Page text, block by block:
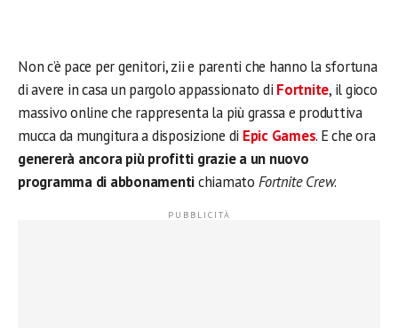
Non c’è pace per genitori, zii e parenti che hanno la sfortuna
di avere in casa un pargolo appassionato di Fortnite, il gioco
massivo online che rappresenta la più grassa e produttiva
mucca da mungitura a disposizione di Epic Games. E che ora
genererà ancora più profitti grazie a un nuovo
programma di abbonamentichiamato Fortnite Crew.